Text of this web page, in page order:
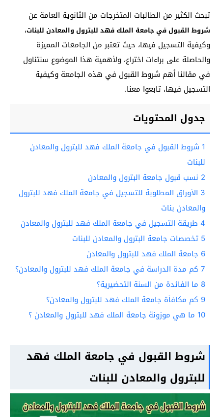
تبحث الكثير من الطالبات المتخرجات من الثانوية العامة عن
شروط القبول في جامعة الملك فهد للبترول والمعادن للبنات،
وكيفية التسجيل فيها، حيث تعتبر من الجامعات المميزة
والحاصلة على براءات اختراع، ولأهمية هذا الموضوع سنتناول
في مقالنا أهم شروط القبول في هذه الجامعة وكيفية
التسجيل فيها، تابعوا معنا.
جدول المحتويات
1 شروط القبول في جامعة الملك فهد للبترول والمعادن
للبنات
2 نسب قبول جامعة البترول والمعادن
3 الأوراق المطلوبة للتسجيل في جامعة الملك فهد للبترول
والمعادن بنات
4 طريقة التسجيل في جامعة الملك فهد للبترول والمعادن
5 تخصصات جامعة البترول والمعادن للبنات
6 جامعة الملك فهد للبترول والمعادن
7 كم مدة الدراسة في جامعة الملك فهد للبترول والمعادن؟
8 ما الفائدة من السنة التحضيرية؟
9 كم مكافأة جامعة الملك فهد للبترول والمعادن؟
10 ما هي موزونة جامعة الملك فهد للبترول والمعادن ؟
شروط القبول في جامعة الملك فهد
للبترول والمعادن للبنات